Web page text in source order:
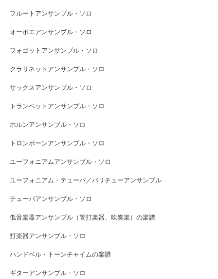
フルートアンサンブル・ソロ
オーボエアンサンブル・ソロ
フォゴットアンサンブル・ソロ
クラリネットアンサンブル・ソロ
サックスアンサンブル・ソロ
トランペットアンサンブル・ソロ
ホルンアンサンブル・ソロ
トロンボーンアンサンブル・ソロ
ユーフォニアムアンサンブル・ソロ
ユーフォニアム・テューバ／バリチューアンサンブル
テューバアンサンブル・ソロ
低音楽器アンサンブル（管打楽器、吹奏楽）の楽譜
打楽器アンサンブル・ソロ
ハンドベル・トーンチャイムの楽譜
ギターアンサンブル・ソロ